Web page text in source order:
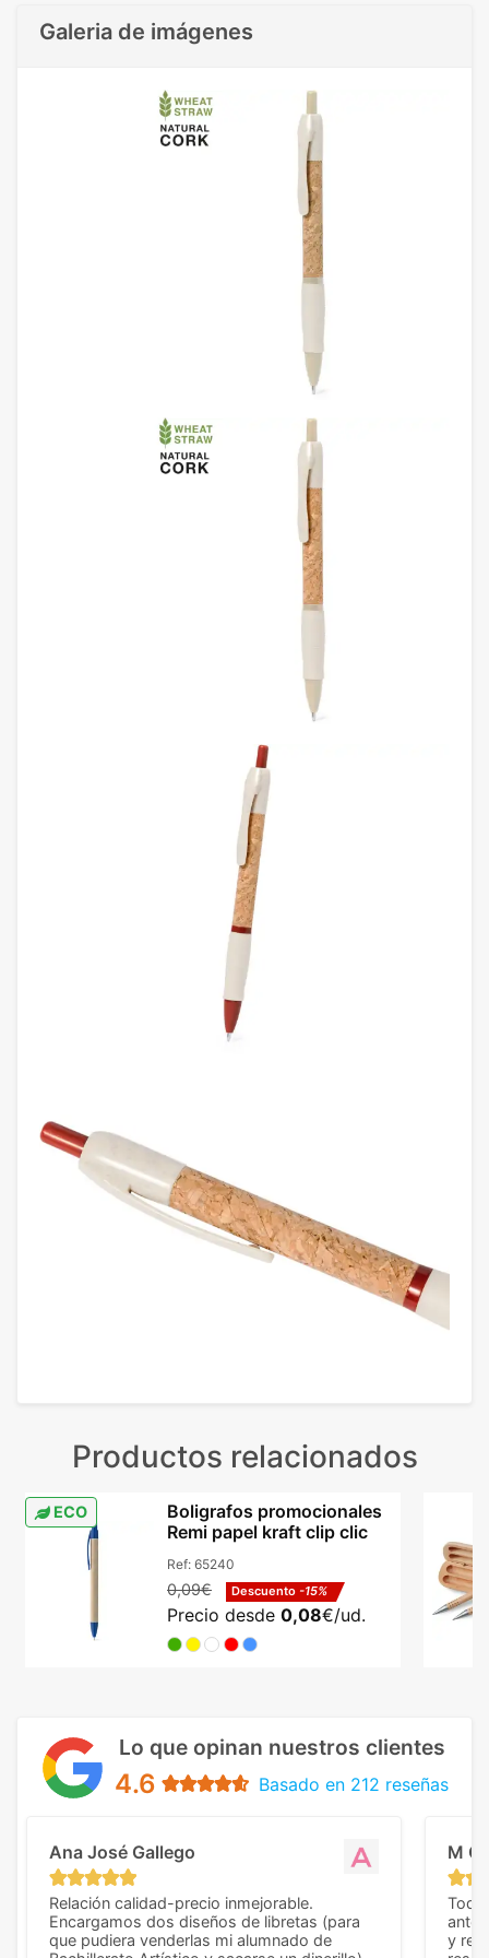
Galeria de imágenes
Productos relacionados
ECO
Boligrafos promocionales
Remi papel kraft clip clic
Ref: 65240
0,09€ Descuento -15%
Precio desde 0,08€/ud.
Lo que opinan nuestros clientes
4.6 Basado en 212 reseñas
Ana José Gallego
Relación calidad-precio inmejorable.
Encargamos dos diseños de libretas (para
que pudiera venderlas mi alumnado de
M C
Todo
y